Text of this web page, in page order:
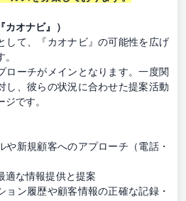
オナビ』）
して、『カオナビ』の可能性を広げ
ローチがメインとなります。一度関
し、彼らの状況に合わせた提案活動
です。
や新規顧客へのアプローチ（電話・
適な情報提供と提案
ョン履歴や顧客情報の正確な記録・